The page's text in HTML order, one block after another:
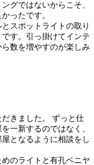
グではないからこそ、
ったです。
スポットライトの取り
す。引っ掛けてインテ
数を増やすのが楽しみ
きました。 ずっと仕
一新するのではなく、
となるように相談をし
のライトと有孔ベニヤ